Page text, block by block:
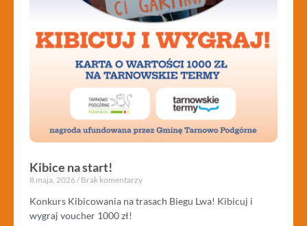
Kibice na start!
8 maja, 2026 Brak komentarzy
Konkurs Kibicowania na trasach Biegu Lwa! Kibicuj i
wygraj voucher 1000 zł!